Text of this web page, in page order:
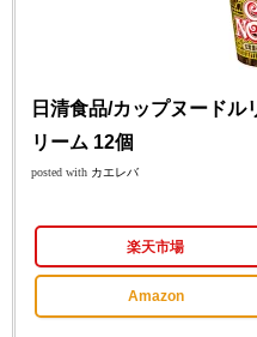
日清食品/カップヌードル
リーム 12個
posted with カエレバ
楽天市場
Amazon